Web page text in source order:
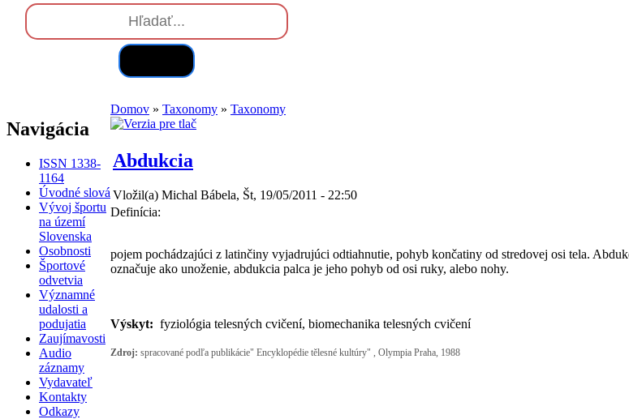
Navigácia
ISSN 1338-
1164
Úvodné slová
Vývoj športu
na území
Slovenska
Osobnosti
Športové
odvetvia
Významné
udalosti a
podujatia
Zaujímavosti
Audio
záznamy
Vydavateľ
Kontakty
Odkazy
Domov » Taxonomy » Taxonomy
Abdukcia
Vložil(a) Michal Bábela, Št, 19/05/2011 - 22:50
Definícia:
pojem pochádzajúci z latinčiny vyjadrujúci odtiahnutie, pohyb končatiny od stredovej osi tela.
označuje ako unoženie, abdukcia palca je jeho pohyb od osi ruky, alebo nohy.
Výskyt: fyziológia telesných cvičení, biomechanika telesných cvičení
Zdroj: spracované podľa publikácie" Encyklopédie tělesné kultúry" , Olympia Praha, 1988